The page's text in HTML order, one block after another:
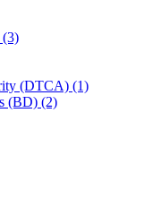
(3)
(DTCA) (1)
(BD) (2)